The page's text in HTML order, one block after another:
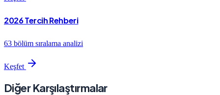
2026 Tercih Rehberi
63 bölüm sıralama analizi
Keşfet
Diğer Karşılaştırmalar